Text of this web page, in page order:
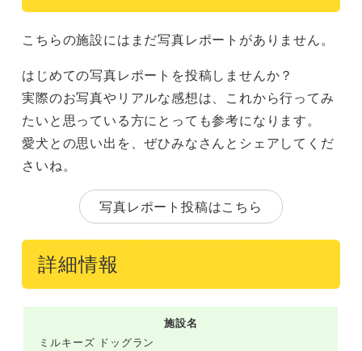
こちらの施設にはまだ写真レポートがありません。
はじめての写真レポートを投稿しませんか？
実際のお写真やリアルな感想は、これから行ってみ
たいと思っている方にとっても参考になります。
愛犬との思い出を、ぜひみなさんとシェアしてくだ
さいね。
写真レポート投稿はこちら
詳細情報
施設名
ミルキーズ ドッグラン